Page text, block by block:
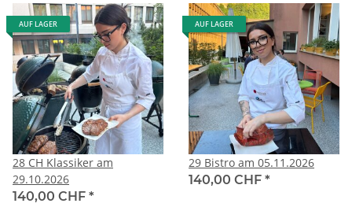
AUF LAGER
28 CH Klassiker am
29.10.2026
140,00 CHF *
AUF LAGER
29 Bistro am 05.11.2026
140,00 CHF *